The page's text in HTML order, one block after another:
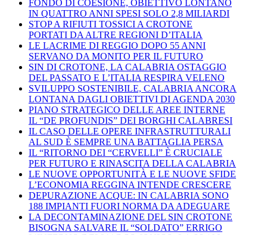
FONDO DI COESIONE, OBIETTIVO LONTANO
IN QUATTRO ANNI SPESI SOLO 2,8 MILIARDI
STOP A RIFIUTI TOSSICI A CROTONE
PORTATI DA ALTRE REGIONI D’ITALIA
LE LACRIME DI REGGIO DOPO 55 ANNI
SERVANO DA MONITO PER IL FUTURO
SIN DI CROTONE, LA CALABRIA OSTAGGIO
DEL PASSATO E L’ITALIA RESPIRA VELENO
SVILUPPO SOSTENIBILE, CALABRIA ANCORA
LONTANA DAGLI OBIETTIVI DI AGENDA 2030
PIANO STRATEGICO DELLE AREE INTERNE
IL “DE PROFUNDIS” DEI BORGHI CALABRESI
IL CASO DELLE OPERE INFRASTRUTTURALI
AL SUD È SEMPRE UNA BATTAGLIA PERSA
IL “RITORNO DEI “CERVELLI” È CRUCIALE
PER FUTURO E RINASCITA DELLA CALABRIA
LE NUOVE OPPORTUNITÀ E LE NUOVE SFIDE
L’ECONOMIA REGGINA INTENDE CRESCERE
DEPURAZIONE ACQUE: IN CALABRIA SONO
188 IMPIANTI FUORI NORMA DA ADEGUARE
LA DECONTAMINAZIONE DEL SIN CROTONE
BISOGNA SALVARE IL “SOLDATO” ERRIGO